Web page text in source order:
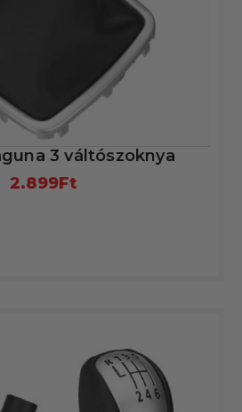
3 váltószoknya
2.899Ft